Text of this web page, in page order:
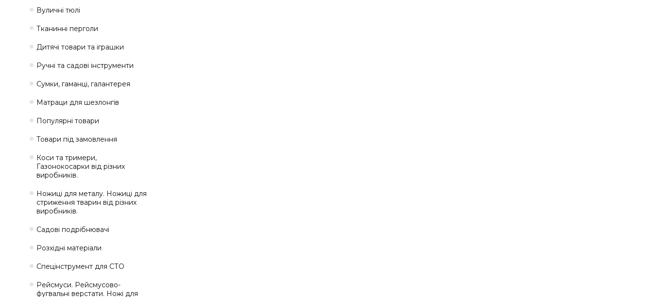
Вуличні тюлі
Тканинні перголи
Дитячі товари та іграшки
Ручні та садові інструменти
Сумки, гаманці, галантерея
Матраци для шезлонгів
Популярні товари
Товари під замовлення
Коси та тримери,
Газонокосарки від різних
виробників.
Ножиці для металу. Ножиці для
стриження тварин від різних
виробників.
Садові подрібнювачі
Розхідні матеріали
Спецінструмент для СТО
Рейсмуси. Рейсмусово-
фугвальні верстати. Ножі для